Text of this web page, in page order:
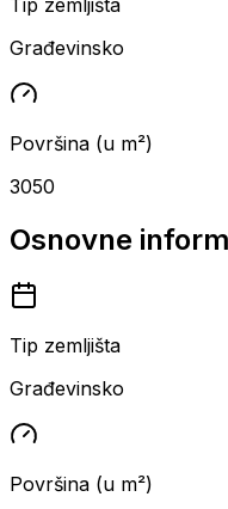
Građevinsko
Površina (u m²)
3050
Osnovne
Tip zemljišta
Građevinsko
Površina (u m²)